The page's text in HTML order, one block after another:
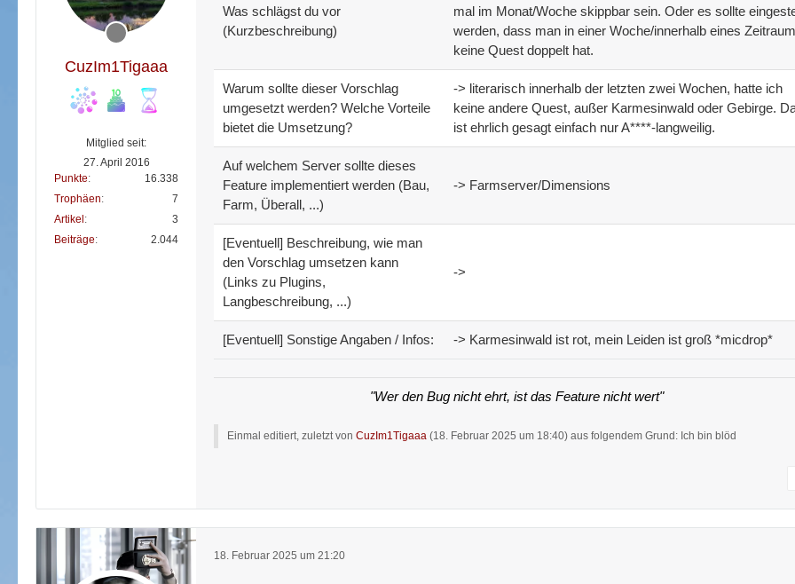
CuzIm1Tigaaa
Mitglied seit:
27. April 2016
Punkte
16.338
Trophäen
7
Artikel
3
Beiträge
2.044
Was schlägst du vor
(Kurzbeschreibung)
mal im Monat/Woche skippbar sein. Oder es sollte
werden, dass man in einer Woche/innerhalb eines
keine Quest doppelt hat.
Warum sollte dieser Vorschlag
umgesetzt werden? Welche Vorteile
bietet die Umsetzung?
-> literarisch innerhalb der letzten zwei Wochen, hatte ich
keine andere Quest, außer Karmesinwald oder Gebirge.
ist ehrlich gesagt einfach nur A****-langweilig.
Auf welchem Server sollte dieses
Feature implementiert werden (Bau,
Farm, Überall, ...)
-> Farmserver/Dimensions
[Eventuell] Beschreibung, wie man
den Vorschlag umsetzen kann
(Links zu Plugins,
Langbeschreibung, ...)
->
[Eventuell] Sonstige Angaben / Infos: -> Karmesinwald ist rot, mein Leiden ist groß *micdrop*
"Wer den Bug nicht ehrt, ist das Feature nicht wert"
Einmal editiert, zuletzt von CuzIm1Tigaaa (18. Februar 2025 um 18:40) aus folgendem Grund: Ich bin blöd
18. Februar 2025 um 21:20